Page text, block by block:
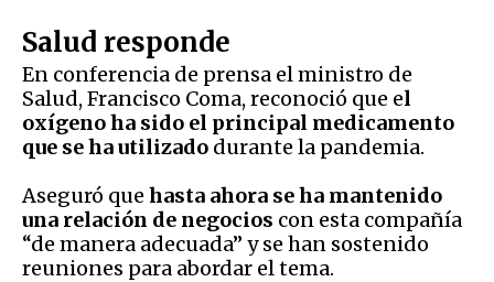
Salud responde
En conferencia de prensa el ministro de
Salud, Francisco Coma, reconoció que el
oxígeno ha sido el principal medicamento
que se ha utilizado durante la pandemia.
Aseguró que hasta ahora se ha mantenido
una relación de negocios con esta compañía
“de manera adecuada” y se han sostenido
reuniones para abordar el tema.